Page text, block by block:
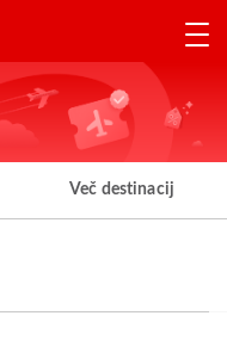
Več destinacij